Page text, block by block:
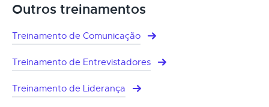
Outros treinamentos
Treinamento de Comunicação
Treinamento de Entrevistadores
Treinamento de Liderança